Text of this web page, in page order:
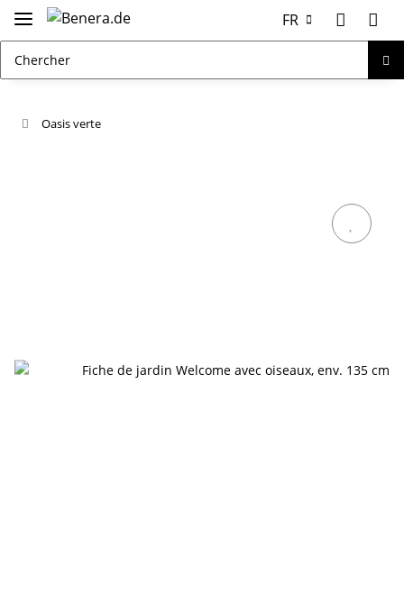
FR
Oasis verte